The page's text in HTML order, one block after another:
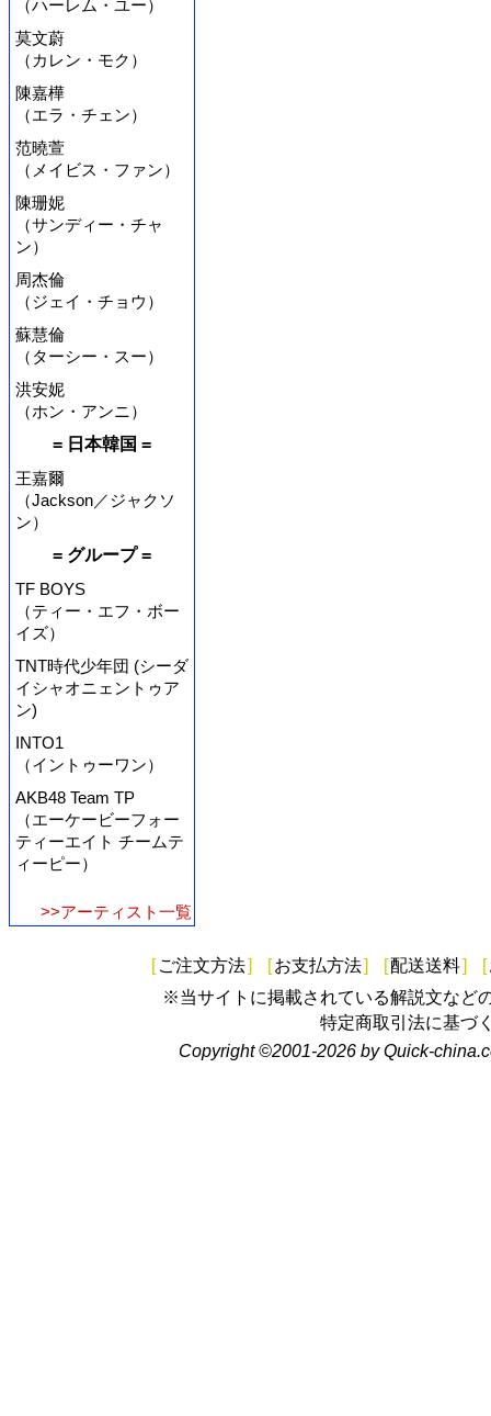
（ハーレム・ユー）
莫文蔚
（カレン・モク）
陳嘉樺
（エラ・チェン）
范曉萱
（メイビス・ファン）
陳珊妮
（サンディー・チャ
ン）
周杰倫
（ジェイ・チョウ）
蘇慧倫
（ターシー・スー）
洪安妮
（ホン・アンニ）
= 日本韓国 =
王嘉爾
（Jackson／ジャクソ
ン）
= グループ =
TF BOYS
（ティー・エフ・ボー
イズ）
TNT時代少年団 (シーダ
イシャオニェントゥア
ン)
INTO1
（イントゥーワン）
AKB48 Team TP
（エーケービーフォー
ティーエイト チームテ
ィーピー）
>>アーティスト一覧
[ ご注文方法] [お支払方法] [配送送料] [
※当サイトに掲載されている解説文など
特定商取引法に基づ
Copyright ©2001-2026 by Quick-